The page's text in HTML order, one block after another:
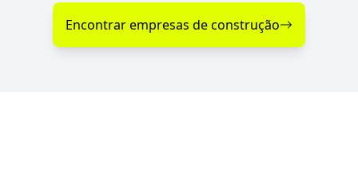
Encontrar empresas de construção